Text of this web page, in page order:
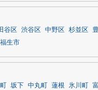
谷区 渋谷区 中野区 杉並区
福生市
坂下 中丸町 蓮根 氷川町